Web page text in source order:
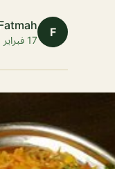
F
17 فبراير 2021 · 1 دقائق قراءة